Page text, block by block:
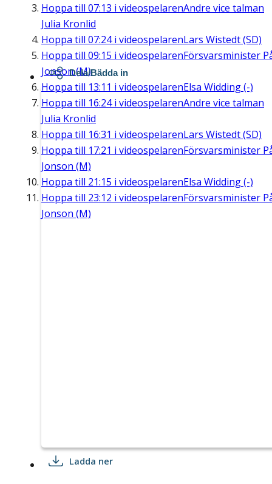
Hoppa till 07:13 i videospelarenAndre vice talman
Julia Kronlid
Hoppa till 07:24i videospelarenLars Wistedt (SD)
Hoppa till 09:15 i videospelarenFörsvarsminister
Jonson (M)
Hoppa till 13:11 i videospelarenElsa Widding (-)
Hoppa till 16:24i videospelarenAndre vice talman
Julia Kronlid
Hoppa till 16:31 i videospelarenLars Wistedt (SD)
Hoppa till 17:21 i videospelarenFörsvarsminister
Jonson (M)
Hoppa till 21:15 i videospelarenElsa Widding (-)
Hoppa till 23:12 i videospelarenFörsvarsminister
Jonson (M)
Dela/Bädda in
Ladda ner